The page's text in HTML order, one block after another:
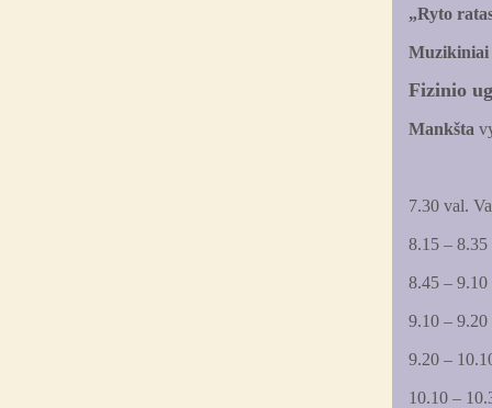
„Ryto
Muzikiniai
Fizinio
Mankšta
7.30 val.
8.15 – 8.35
8.45 – 9.10
9.10 – 9.20
9.20 –
10.10 –